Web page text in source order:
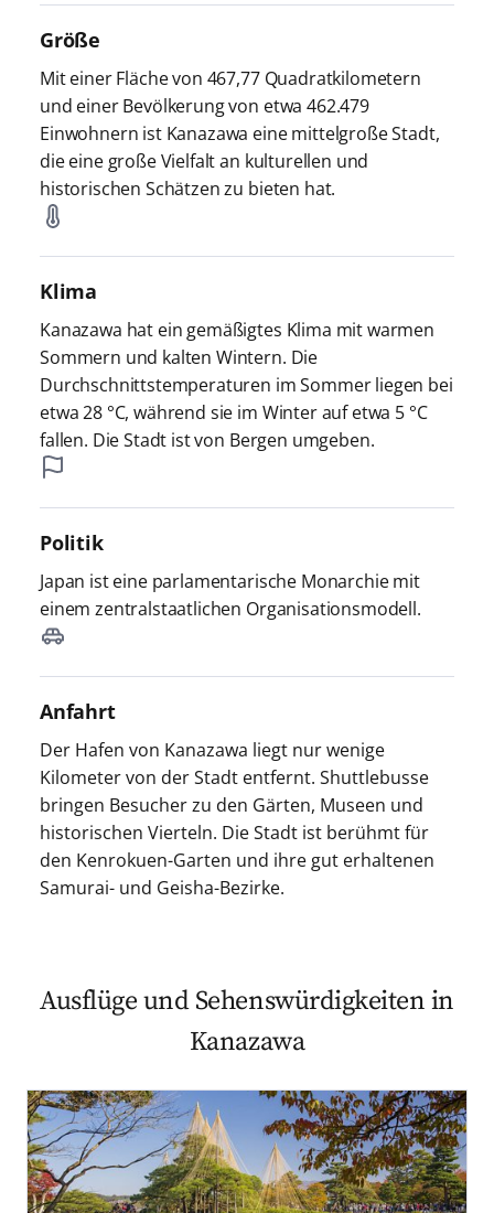
Größe
Mit einer Fläche von 467,77 Quadratkilometern
und einer Bevölkerung von etwa 462.479
Einwohnern ist Kanazawa eine mittelgroße Stadt,
die eine große Vielfalt an kulturellen und
historischen Schätzen zu bieten hat.
Klima
Kanazawa hat ein gemäßigtes Klima mit warmen
Sommern und kalten Wintern. Die
Durchschnittstemperaturen im Sommer liegen bei
etwa 28 °C, während sie im Winter auf etwa 5 °C
fallen. Die Stadt ist von Bergen umgeben.
Politik
Japan ist eine parlamentarische Monarchie mit
einem zentralstaatlichen Organisationsmodell.
Anfahrt
Der Hafen von Kanazawa liegt nur wenige
Kilometer von der Stadt entfernt. Shuttlebusse
bringen Besucher zu den Gärten, Museen und
historischen Vierteln. Die Stadt ist berühmt für
den Kenrokuen-Garten und ihre gut erhaltenen
Samurai- und Geisha-Bezirke.
Ausflüge und Sehenswürdigkeiten in
Kanazawa